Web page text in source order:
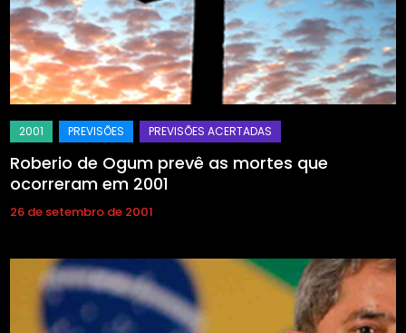
Roberio de Ogum prevê as mortes que
ocorreram em 2001
26 de setembro de 2001